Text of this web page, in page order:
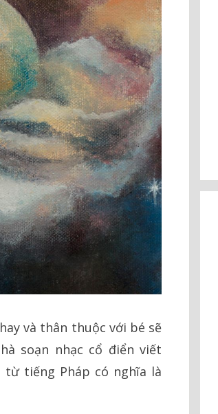
và thân thuộc với bé sẽ
soạn nhạc cổ điển viết
tiếng Pháp có nghĩa là